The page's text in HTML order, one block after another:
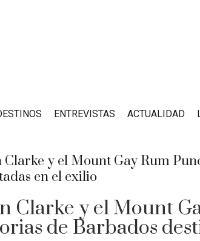
ENTREVISTAS ACTUALIDAD
Clarke y el Mount
de Barbados